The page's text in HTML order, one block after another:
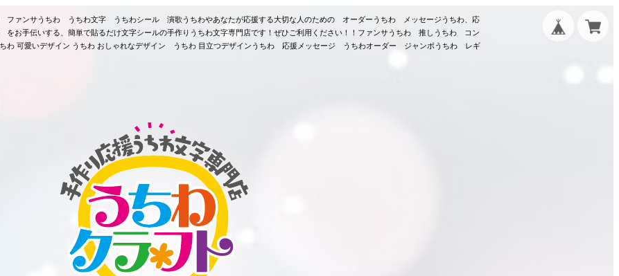
ァンサうちわ うちわ文字 うちわシール 演歌うちわやあなたが応援する大切な人のための オーダーうちわ メッセージうちわ、応
お手伝いする、簡単で貼るだけ文字シールの手作りうちわ文字専門店です！ぜひご利用ください！！ファンサうちわ 推しうちわ コン
可愛いデザイン うちわ おしゃれなデザイン うちわ 目立つデザインうちわ 応援メッセージ うちわオーダー ジャンボうちわ レギ